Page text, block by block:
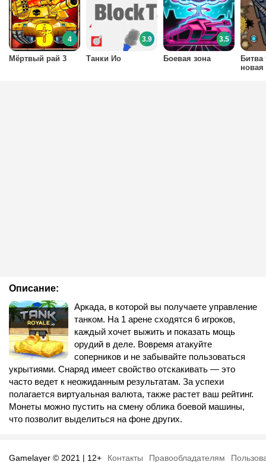
Описание:
Аркада, в которой вы получаете управление
танком. На 1 арене сходятся 6 игроков,
каждый хочет выжить и показать мощь
орудий в деле. Вовремя атакуйте
соперников и не забывайте пользоваться
укрытиями. Снаряд имеет свойство отскакивать — это
часто ведет к неожиданным результатам. За успехи
полагается виртуальная валюта, также растет ваш рейтинг.
Монеты можно пустить на смену облика боевой машины,
что позволит выделиться на фоне других.
Мёртвый рай 3
4
Танки Ио
3.9
Боевая зона
3.5
Битва
новая
Gamelayer © 2021 | 12+ Контакты Правообладателям